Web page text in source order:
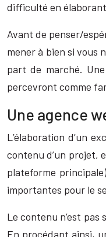
difficulté en élaborant
Avant de penser/
mener à bien si vous
part de marché.
percevront comme
Une agence
L’élaboration d’un
contenu d’un projet,
plateforme
importantes pour le
Le contenu n’est
En procédant ainsi,